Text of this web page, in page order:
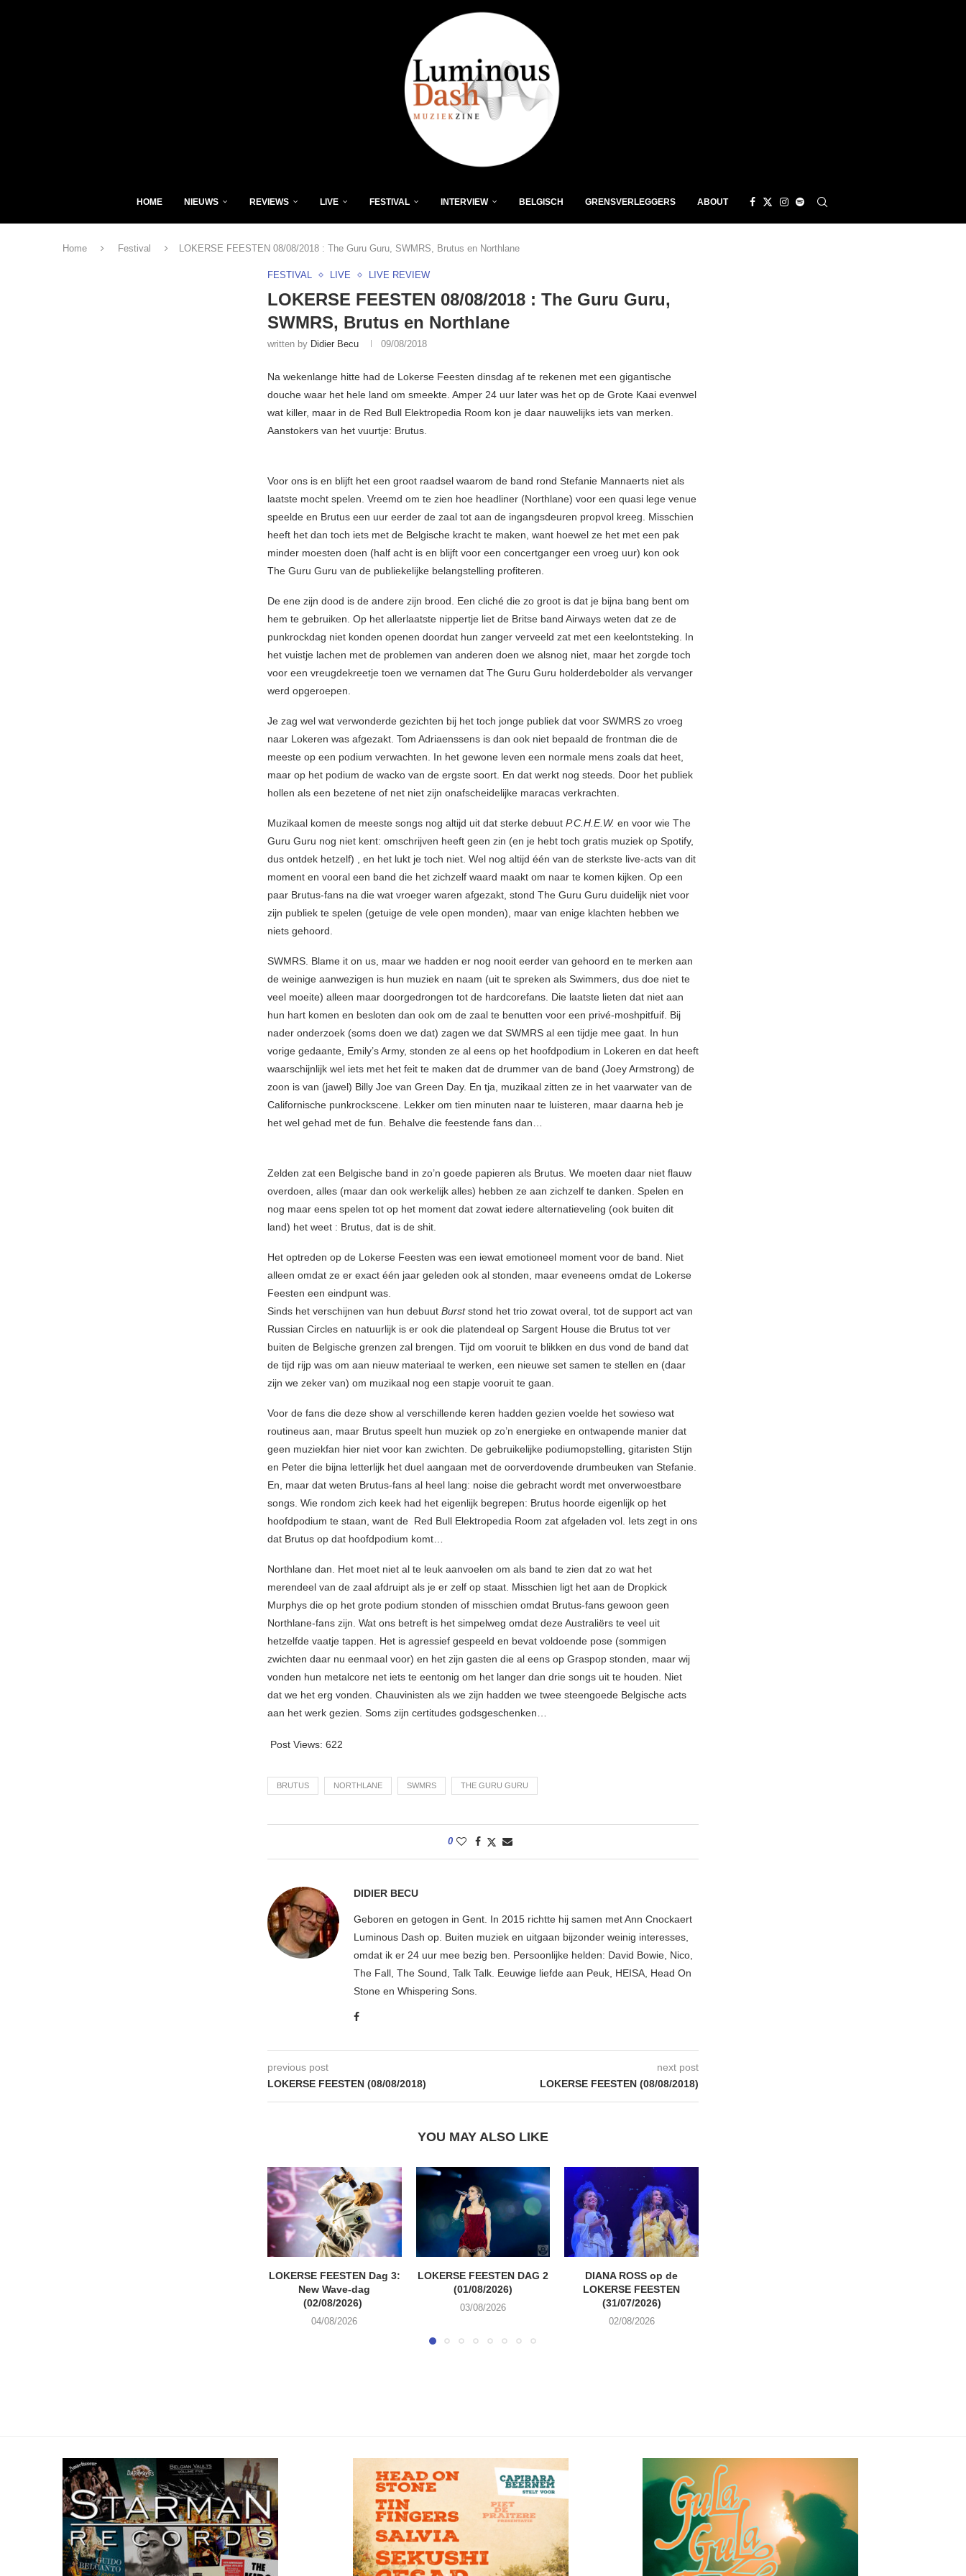
HOME NIEUWS REVIEWS LIVE FESTIVAL INTERVIEW BELGISCH GRENSVERLEGGERS ABOUT
Home Festival LOKERSE FEESTEN 08/08/2018 : The Guru Guru, SWMRS, Brutus en Northlane
FESTIVAL LIVE LIVE REVIEW
LOKERSE FEESTEN 08/08/2018 : The Guru Guru,
SWMRS, Brutus en Northlane
written by Didier Becu 09/08/2018
Na wekenlange hitte had de Lokerse Feesten dinsdag af te rekenen met een gigantische
douche waar het hele land om smeekte. Amper 24 uur later was het op de Grote Kaai evenwel
wat killer, maar in de Red Bull Elektropedia Room kon je daar nauwelijks iets van merken.
Aanstokers van het vuurtje: Brutus.
Voor ons is en blijft het een groot raadsel waarom de band rond Stefanie Mannaerts niet als
laatste mocht spelen. Vreemd om te zien hoe headliner (Northlane) voor een quasi lege venue
speelde en Brutus een uur eerder de zaal tot aan de ingangsdeuren propvol kreeg. Misschien
heeft het dan toch iets met de Belgische kracht te maken, want hoewel ze het met een pak
minder moesten doen (half acht is en blijft voor een concertganger een vroeg uur) kon ook
The Guru Guru van de publiekelijke belangstelling profiteren.
De ene zijn dood is de andere zijn brood. Een cliché die zo groot is dat je bijna bang bent om
hem te gebruiken. Op het allerlaatste nippertje liet de Britse band Airways weten dat ze de
punkrockdag niet konden openen doordat hun zanger verveeld zat met een keelontsteking. In
het vuistje lachen met de problemen van anderen doen we alsnog niet, maar het zorgde toch
voor een vreugdekreetje toen we vernamen dat The Guru Guru holderdebolder als vervanger
werd opgeroepen.
Je zag wel wat verwonderde gezichten bij het toch jonge publiek dat voor SWMRS zo vroeg
naar Lokeren was afgezakt. Tom Adriaenssens is dan ook niet bepaald de frontman die de
meeste op een podium verwachten. In het gewone leven een normale mens zoals dat heet,
maar op het podium de wacko van de ergste soort. En dat werkt nog steeds. Door het publiek
hollen als een bezetene of net niet zijn onafscheidelijke maracas verkrachten.
Muzikaal komen de meeste songs nog altijd uit dat sterke debuut P.C.H.E.W. en voor wie The
Guru Guru nog niet kent: omschrijven heeft geen zin (en je hebt toch gratis muziek op Spotify,
dus ontdek hetzelf) , en het lukt je toch niet. Wel nog altijd één van de sterkste live-acts van dit
moment en vooral een band die het zichzelf waard maakt om naar te komen kijken. Op een
paar Brutus-fans na die wat vroeger waren afgezakt, stond The Guru Guru duidelijk niet voor
zijn publiek te spelen (getuige de vele open monden), maar van enige klachten hebben we
niets gehoord.
SWMRS. Blame it on us, maar we hadden er nog nooit eerder van gehoord en te merken aan
de weinige aanwezigen is hun muziek en naam (uit te spreken als Swimmers, dus doe niet te
veel moeite) alleen maar doorgedrongen tot de hardcorefans. Die laatste lieten dat niet aan
hun hart komen en besloten dan ook om de zaal te benutten voor een privé-moshpitfuif. Bij
nader onderzoek (soms doen we dat) zagen we dat SWMRS al een tijdje mee gaat. In hun
vorige gedaante, Emily’s Army, stonden ze al eens op het hoofdpodium in Lokeren en dat heeft
waarschijnlijk wel iets met het feit te maken dat de drummer van de band (Joey Armstrong) de
zoon is van (jawel) Billy Joe van Green Day. En tja, muzikaal zitten ze in het vaarwater van de
Californische punkrockscene. Lekker om tien minuten naar te luisteren, maar daarna heb je
het wel gehad met de fun. Behalve die feestende fans dan…
Zelden zat een Belgische band in zo’n goede papieren als Brutus. We moeten daar niet flauw
overdoen, alles (maar dan ook werkelijk alles) hebben ze aan zichzelf te danken. Spelen en
nog maar eens spelen tot op het moment dat zowat iedere alternatieveling (ook buiten dit
land) het weet : Brutus, dat is de shit.
Het optreden op de Lokerse Feesten was een iewat emotioneel moment voor de band. Niet
alleen omdat ze er exact één jaar geleden ook al stonden, maar eveneens omdat de Lokerse
Feesten een eindpunt was.
Sinds het verschijnen van hun debuut Burststond het trio zowat overal, tot de support act van
Russian Circles en natuurlijk is er ook die platendeal op Sargent House die Brutus tot ver
buiten de Belgische grenzen zal brengen. Tijd om vooruit te blikken en dus vond de band dat
de tijd rijp was om aan nieuw materiaal te werken, een nieuwe set samen te stellen en (daar
zijn we zeker van) om muzikaal nog een stapje vooruit te gaan.
Voor de fans die deze show al verschillende keren hadden gezien voelde het sowieso wat
routineus aan, maar Brutus speelt hun muziek op zo’n energieke en ontwapende manier dat
geen muziekfan hier niet voor kan zwichten. De gebruikelijke podiumopstelling, gitaristen Stijn
en Peter die bijna letterlijk het duel aangaan met de oorverdovende drumbeuken van Stefanie.
En, maar dat weten Brutus-fans al heel lang: noise die gebracht wordt met onverwoestbare
songs. Wie rondom zich keek had het eigenlijk begrepen: Brutus hoorde eigenlijk op het
hoofdpodium te staan, want de Red Bull Elektropedia Room zat afgeladen vol. Iets zegt in ons
dat Brutus op dat hoofdpodium komt…
Northlane dan. Het moet niet al te leuk aanvoelen om als band te zien dat zo wat het
merendeel van de zaal afdruipt als je er zelf op staat. Misschien ligt het aan de Dropkick
Murphys die op het grote podium stonden of misschien omdat Brutus-fans gewoon geen
Northlane-fans zijn. Wat ons betreft is het simpelweg omdat deze Australiërs te veel uit
hetzelfde vaatje tappen. Het is agressief gespeeld en bevat voldoende pose (sommigen
zwichten daar nu eenmaal voor) en het zijn gasten die al eens op Graspop stonden, maar wij
vonden hun metalcore net iets te eentonig om het langer dan drie songs uit te houden. Niet
dat we het erg vonden. Chauvinisten als we zijn hadden we twee steengoede Belgische acts
aan het werk gezien. Soms zijn certitudes godsgeschenken…
Post Views: 622
BRUTUS NORTHLANE SWMRS THE GURU GURU
0
DIDIER BECU
Geboren en getogen in Gent. In 2015 richtte hij samen met Ann Cnockaert
Luminous Dash op. Buiten muziek en uitgaan bijzonder weinig interesses,
omdat ik er 24 uur mee bezig ben. Persoonlijke helden: David Bowie, Nico,
The Fall, The Sound, Talk Talk. Eeuwige liefde aan Peuk, HEISA, Head On
Stone en Whispering Sons.
previous post
LOKERSE FEESTEN (08/08/2018)
next post
LOKERSE FEESTEN (08/08/2018)
YOU MAY ALSO LIKE
LOKERSE FEESTEN Dag 3:
New Wave-dag
(02/08/2026)
04/08/2026
LOKERSE FEESTEN DAG 2
(01/08/2026)
03/08/2026
DIANA ROSS op de
LOKERSE FEESTEN
(31/07/2026)
02/08/2026